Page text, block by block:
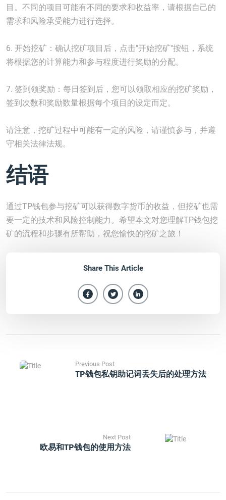
目。不同的项目可能有不同的要求和收益率，请根据自己的
需求和风险承受能力进行选择。
6. 开始挖矿：确认挖矿项目后，点击"开始挖矿"按钮，系统
将根据您的计算能力和参与程度进行奖励的分配。
7. 签到领奖励：每日签到后，您可以领取相应的挖矿奖励，
签到次数和奖励数量根据每个项目的设定而定。
请注意，挖矿过程中可能有一定的风险，请谨慎参与，并遵
守相关法律法规。
结语
通过TP钱包参与挖矿可以获得数字货币的收益，但挖矿也需
要一定的技术和风险控制能力。希望本文对您理解TP钱包挖
矿的流程和步骤有所帮助，祝您愉快的挖矿之旅！
Share This Article
Previous Post
TP钱包私钥助记词丢失后的处理方法
Next Post
欧易和TP钱包的使用方法